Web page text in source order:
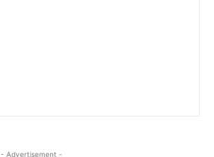
- Advertisement -